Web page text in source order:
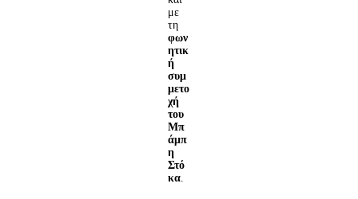
με
τη
φων
ητικ
ή
συμ
μετο
χή
του
Μπ
άμπ
η
Στό
κα.